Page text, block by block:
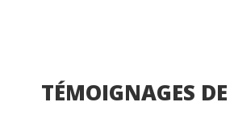
TÉMOIGNAGES